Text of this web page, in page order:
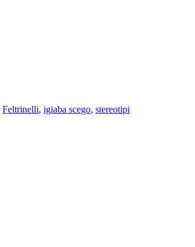
Feltrinelli, igiaba scego, stereotipi